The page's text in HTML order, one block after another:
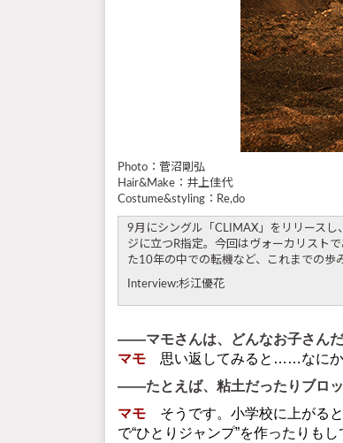
Photo：菅沼剛弘
Hair&Make：井上佳代
Costume&styling：Re,do
9月にシングル「CLIMAX」をリリース
ジに立つR指定。今回はヴォーカリスト
た10年の中での転機など、これまでの歩
Interview:杉江優花
――マモさんは、どんなお子さんだ
マモ 思い返してみると……なにか
――たとえば、粘土だったりブロッ
マモ そうです。小学校に上がる
で“ひとりジャンプ”を作ったりも